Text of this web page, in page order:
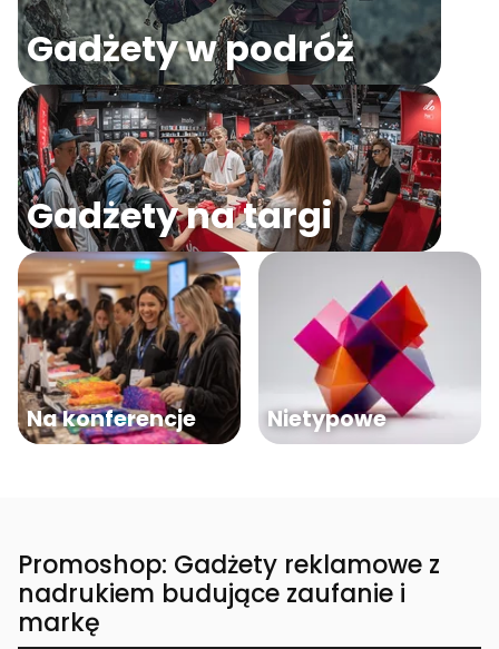
Gadżety w podróż
Gadżety na targi
Na konferencje Nietypowe
Promoshop: Gadżety reklamowe z
nadrukiem budujące zaufanie i
markę